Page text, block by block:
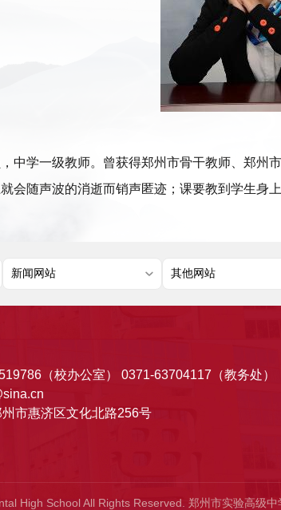
中学一级教师。曾获得郑州市骨干教师、郑州
会随声波的消逝而销声匿迹；课要教到学生身
（校办公室） 0371-63704117（教务处）
市惠济区文化北路256号
High School All Rights Reserved. 郑州市实验高级中